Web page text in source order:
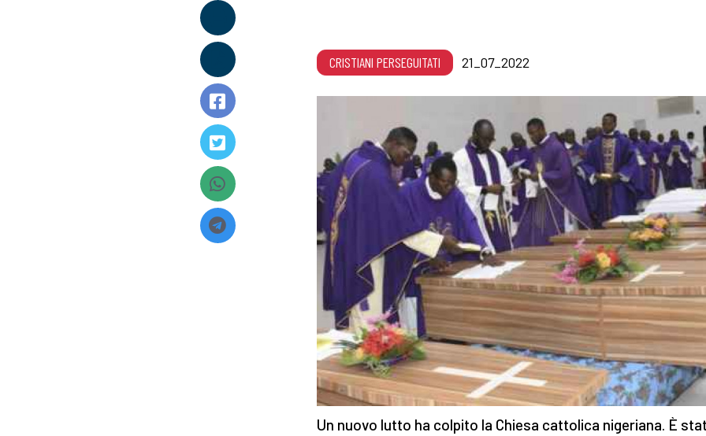
CRISTIANI PERSEGUITATI 21_07_2022
Un nuovo lutto ha colpito la Chiesa cattolica nigeriana. È